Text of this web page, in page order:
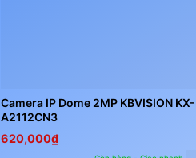
Camera IP Dome 2MP KBVISION KX-
A2112CN3
620,000₫